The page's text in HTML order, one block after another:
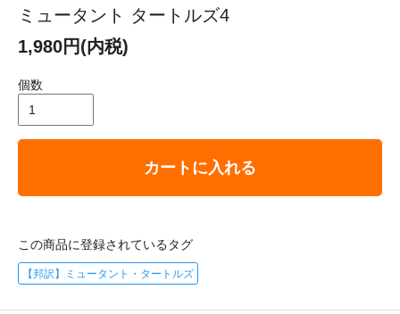
ミュータント タートルズ4
1,980円(内税)
個数
カートに入れる
この商品に登録されているタグ
【邦訳】ミュータント・タートルズ